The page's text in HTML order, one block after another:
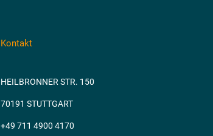
Kontakt
HEILBRONNER STR. 150
70191 STUTTGART
+49 711 4900 4170